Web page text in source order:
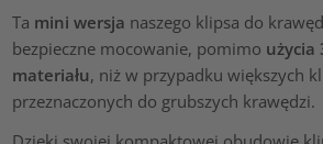
Ta mini wersja naszego klipsa do
bezpieczne mocowanie, pomimo użycia
materiału, niż w przypadku większych
przeznaczonych do grubszych krawędzi.